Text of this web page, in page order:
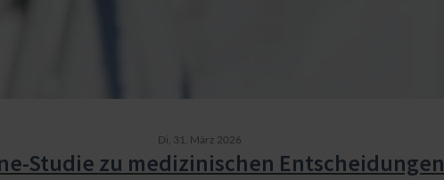
Di, 31. März 2026
Studie zu medizinischen Entscheidungen